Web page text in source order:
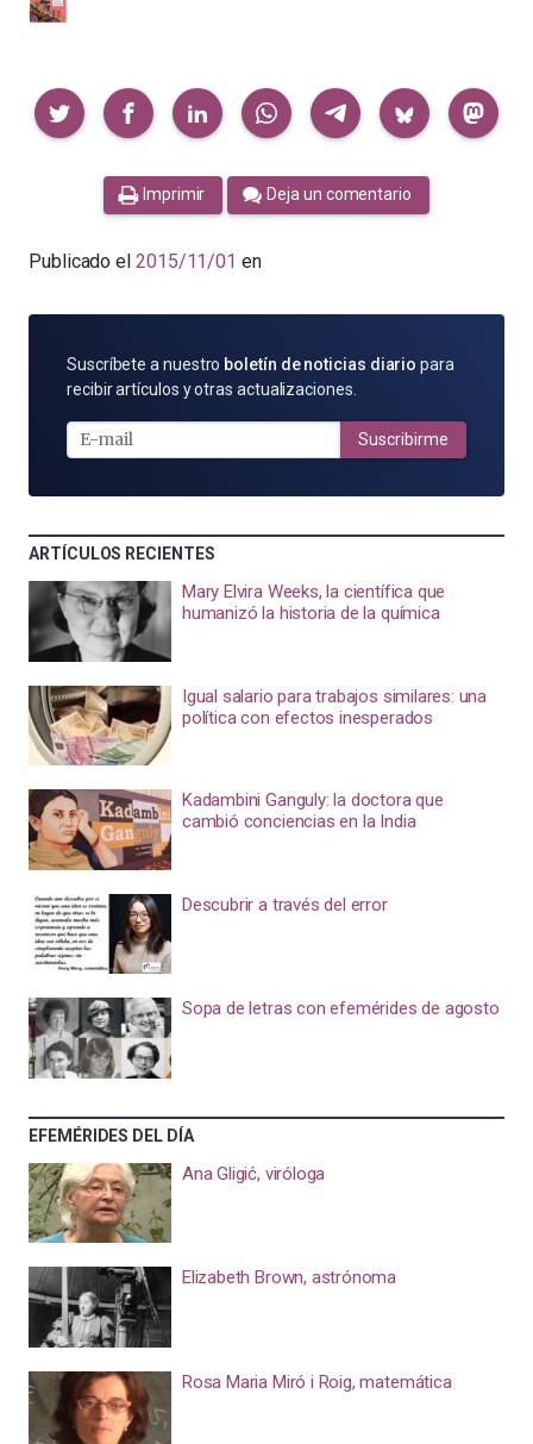
Compartir
Imprimir Deja un comentario
Publicado el 2015/11/01 en
SUSCRÍBETE
POR
MAIL
Suscríbete a nuestro boletín de noticias diario para
recibir artículos y otras actualizaciones.
Suscribirme
ARTÍCULOS RECIENTES
Mary Elvira Weeks, la científica que
humanizó la historia de la química
Igual salario para trabajos similares: una
política con efectos inesperados
Kadambini Ganguly: la doctora que
cambió conciencias en la India
Descubrir a través del error
Sopa de letras con efemérides de agosto
EFEMÉRIDES DEL DÍA
Ana Gligić, viróloga
Elizabeth Brown, astrónoma
Rosa Maria Miró i Roig, matemática